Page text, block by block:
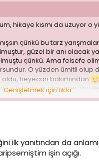
hikaye kısmı da uzuyor o
çünkü bu tarz
güzel bir anı olacak
çünkü. Ama felsefe
O yüzden ümitli
heyecan bakımından
felsefeye olan merakın
da dene. Onun
Genişletmek için tıkla ...
ilk yanıtından da
işin açığı.